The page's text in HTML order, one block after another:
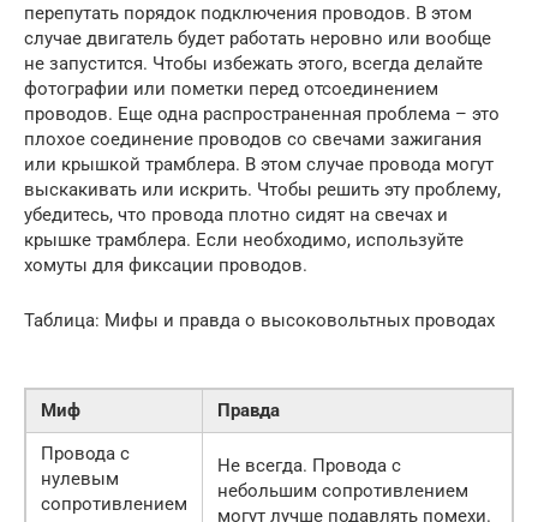
перепутать порядок подключения проводов. В этом
случае двигатель будет работать неровно или вообще
не запустится. Чтобы избежать этого, всегда делайте
фотографии или пометки перед отсоединением
проводов. Еще одна распространенная проблема – это
плохое соединение проводов со свечами зажигания
или крышкой трамблера. В этом случае провода могут
выскакивать или искрить. Чтобы решить эту проблему,
убедитесь, что провода плотно сидят на свечах и
крышке трамблера. Если необходимо, используйте
хомуты для фиксации проводов.
Таблица: Мифы и правда о высоковольтных проводах
Миф
Правда
Провода с
нулевым
сопротивлением
Не всегда. Провода с
небольшим сопротивлением
могут лучше подавлять помехи.